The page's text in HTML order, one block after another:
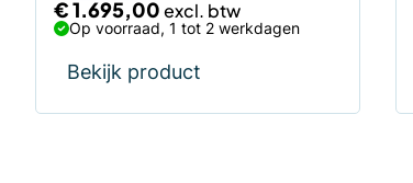
€1.695,00
Op voorraad, 1 tot 2 werkdagen
Bekijk product